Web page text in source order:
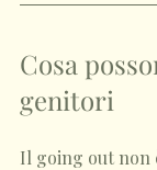
Cosa
genitori
Il going out non